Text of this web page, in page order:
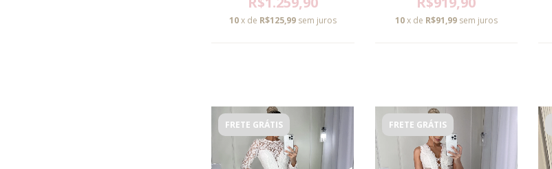
10x de R$125,99 sem juros 10x de R$91,99 sem juros
FRETE GRÁTIS FRETE GRÁTIS